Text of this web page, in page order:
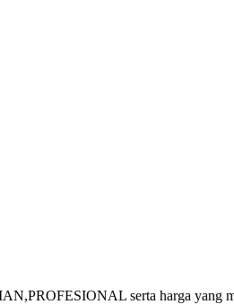
serta harga yang